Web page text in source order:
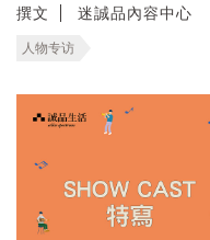
撰文 迷誠品內容中心
人物专访